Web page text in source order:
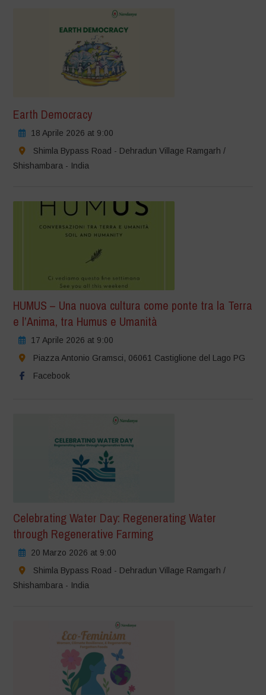
Earth Democracy
18 Aprile 2026 at 9:00
Shimla Bypass Road - Dehradun Village Ramgarh /
Shishambara - India
HUMUS – Una nuova cultura come ponte tra la Terra
e l’Anima, tra Humus e Umanità
17 Aprile 2026 at 9:00
Piazza Antonio Gramsci, 06061 Castiglione del Lago PG
Facebook
Celebrating Water Day: Regenerating Water
through Regenerative Farming
20 Marzo 2026 at 9:00
Shimla Bypass Road - Dehradun Village Ramgarh /
Shishambara - India